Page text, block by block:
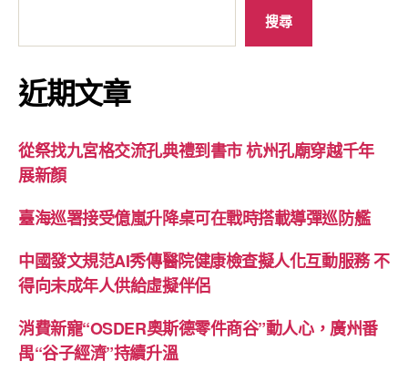
搜尋
近期文章
從祭找九宮格交流孔典禮到書市 杭州孔廟穿越千年
展新顏
臺海巡署接受億嵐升降桌可在戰時搭載導彈巡防艦
中國發文規范AI秀傳醫院健康檢查擬人化互動服務 不
得向未成年人供給虛擬伴侶
消費新寵“OSDER奧斯德零件商谷”動人心，廣州番
禺“谷子經濟”持續升溫